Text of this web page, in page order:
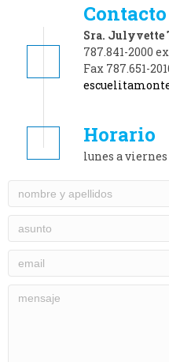
Contacto
Sra. Julyvette
787.841-2000
Fax 787.651-
Horario
lunes a viernes